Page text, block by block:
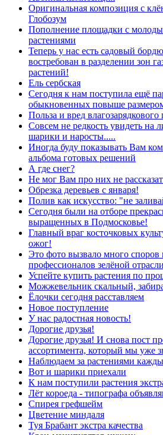
Оригинальная композиция с
Глобозум
Пополнение площадки с
растениями
Теперь у нас есть садовый
востребован в разделении зон
растений!
Ель сербская
Сегодня к нам поступила ещё
обыкновенных повыше
Польза и вред влагозарядкового
Совсем не редкость увидеть на
шарики и наросты.....
Иногда буду показывать Вам
альбома готовых решений
А где снег?
Не мог Вам про них не
Обрезка деревьев с января!
Полив как искусство: "не
Сегодня были на отборе
выращенных в Подмосковье!
Главный враг косточковых
ожог!
Это фото вызвало много споров
профессионалов зелёной
Успейте купить растения по
Можжевельник скальный,
Ёлочки сегодня расставляем
Новое поступление
У нас радостная новость!
Дорогие друзья!
Дорогие друзья! И снова пост
ассортимента, который мы уже
Наблюдаем за растениями
Вот и шарики приехали
К нам поступили растения
Лёт короеда - типографа
Спирея грефшейм
Цветение миндаля
Туя Брабант экстра качества